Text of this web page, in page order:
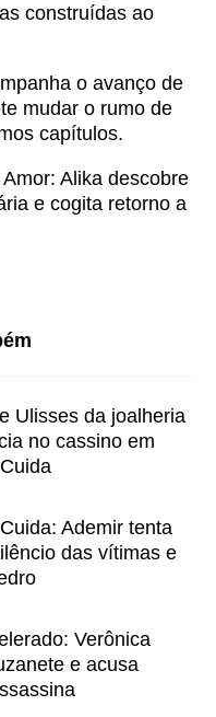
construídas ao
o avanço de
mudar o rumo de
capítulos.
Alika descobre
e cogita retorno a
Ulisses da joalheria
no cassino em
Ademir tenta
das vítimas e
Verônica
e acusa